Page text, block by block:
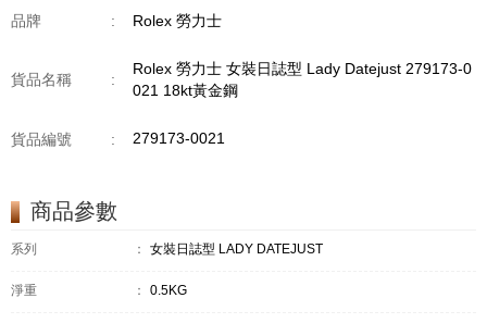
品牌 : Rolex 勞力士
貨品名稱 :
Rolex 勞力士 女裝日誌型 Lady Datejust 279173-0
021 18kt黃金鋼
貨品編號 : 279173-0021
商品參數
系列 ： 女裝日誌型 LADY DATEJUST
淨重 ： 0.5KG